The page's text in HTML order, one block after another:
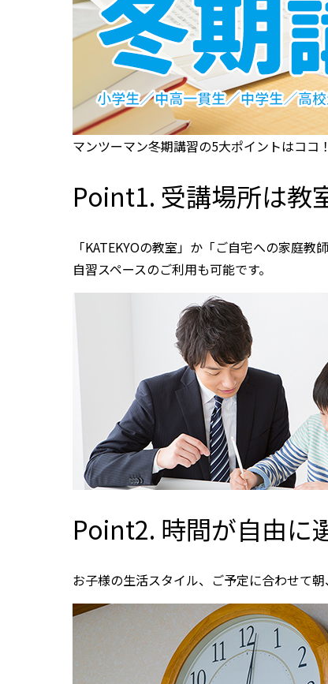
マンツーマン冬期講習の5大ポイントはコ
Point1. 受講場所は教
「KATEKYOの教室」か「ご自宅への家庭教
自習スペースのご利用も可能です。
Point2. 時間が自由に
お子様の生活スタイル、ご予定に合わせて